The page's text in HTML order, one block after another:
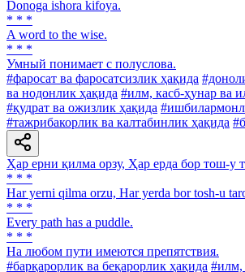
Donoga ishora kifoya.
* * *
A word to the wise.
* * *
Умный понимает с полуслова.
#фаросат ва фаросатсизлик ҳақида
ва нодонлик ҳақида #илм, касб-ҳунар ва
#қудрат ва ожизлик ҳақида
#тажрибакорлик ва калтабинлик ҳақида
Ҳар ерни қилма орзу, Ҳар ерда бор тош-у
* * *
Har yerni qilma orzu, Har yerda bor tosh-u
* * *
Every path has a puddle.
* * *
Ha любом пути имеются препятствия.
#барқарорлик ва беқарорлик ҳақида #илм,